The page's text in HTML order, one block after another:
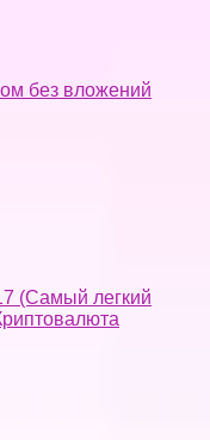
без вложений
(Самый легкий